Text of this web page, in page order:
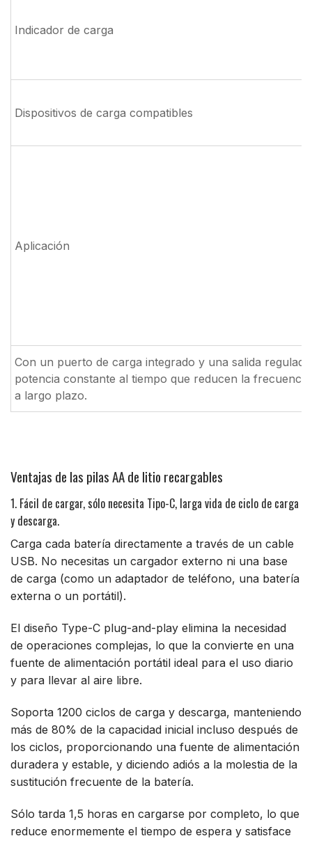
Indicador de carga
Dispositivos de carga compatibles
Aplicación
Con un puerto de carga integrado y una salida
potencia constante al tiempo que reducen la
a largo plazo.
Ventajas de las pilas AA de litio recargables
1. Fácil de cargar, sólo necesita Tipo-C, larga vida de ciclo de carga
y descarga.
Carga cada batería directamente a través de un cable
USB. No necesitas un cargador externo ni una base
de carga (como un adaptador de teléfono, una batería
externa o un portátil).
El diseño Type-C plug-and-play elimina la necesidad
de operaciones complejas, lo que la convierte en una
fuente de alimentación portátil ideal para el uso diario
y para llevar al aire libre.
Soporta 1200 ciclos de carga y descarga, manteniendo
más de 80% de la capacidad inicial incluso después de
los ciclos, proporcionando una fuente de alimentación
duradera y estable, y diciendo adiós a la molestia de la
sustitución frecuente de la batería.
Sólo tarda 1,5 horas en cargarse por completo, lo que
reduce enormemente el tiempo de espera y satisface